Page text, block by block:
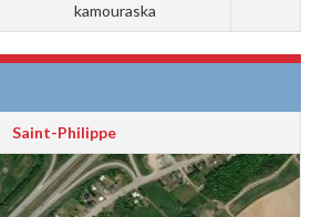
kamouraska
Saint-Philippe